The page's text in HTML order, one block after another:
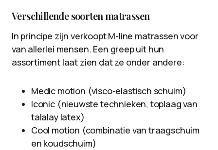
Verschillende soorten matrassen
In principe zijn verkoopt M-line matrassen voor
van allerlei mensen. Een greep uit hun
assortiment laat zien dat ze onder andere:
Medic motion (visco-elastisch schuim)
Iconic (nieuwste technieken, toplaag van
talalay latex)
Cool motion (combinatie van traagschuim
en koudschuim)